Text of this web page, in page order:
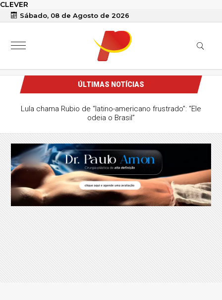
CLEVER
Sábado, 08 de Agosto de 2026
ÚLTIMAS NOTÍCIAS
Lula chama Rubio de “latino-americano frustrado”: “Ele
odeia o Brasil”